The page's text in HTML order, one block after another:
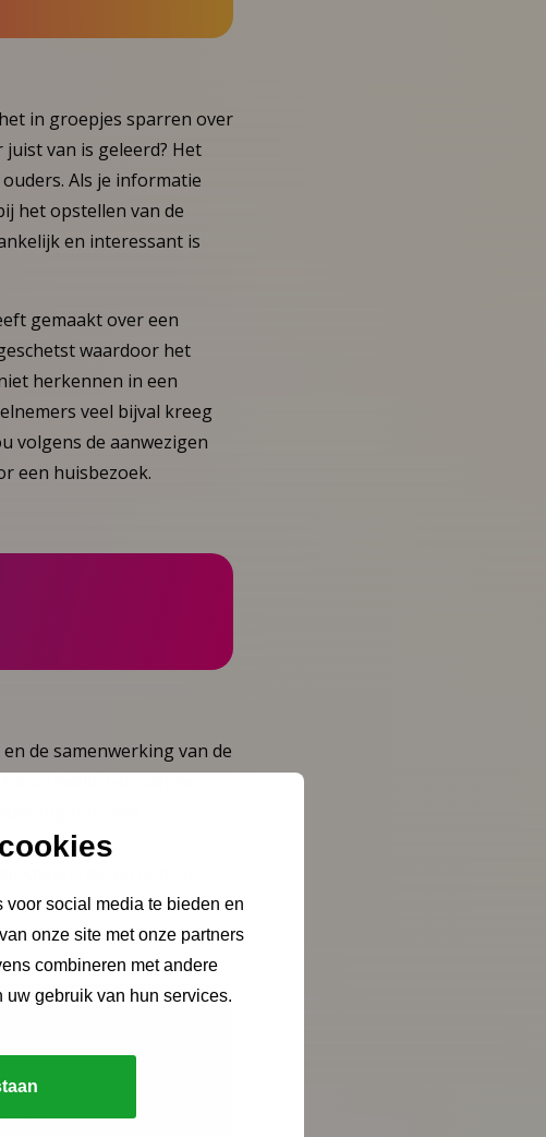
social media te bieden en
onze site met onze partners
combineren met andere
uw gebruik van hun services.
in groepjes sparren over
juist van is geleerd? Het
Als je informatie
het opstellen van de
en interessant is
gemaakt over een
waardoor het
herkennen in een
veel bijval kreeg
volgens de aanwezigen
een huisbezoek.
de samenwerking van de
wat de